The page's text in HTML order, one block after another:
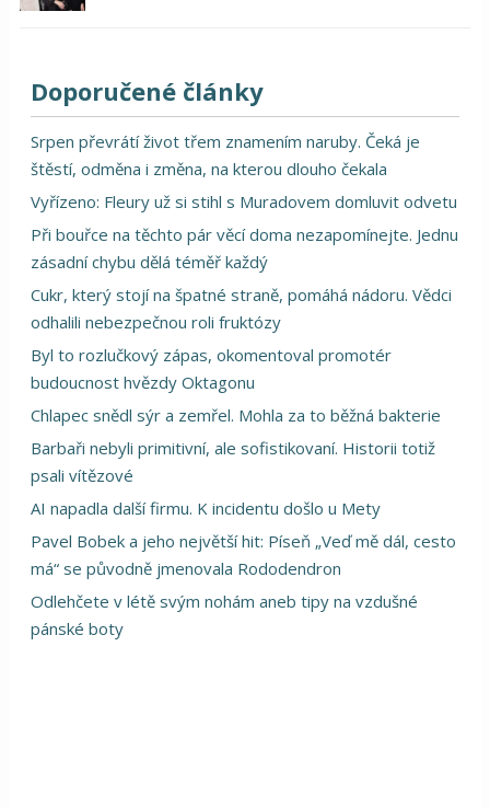
Doporučené články
Srpen převrátí život třem znamením naruby. Čeká je
štěstí, odměna i změna, na kterou dlouho čekala
Vyřízeno: Fleury už si stihl s Muradovem domluvit odvetu
Při bouřce na těchto pár věcí doma nezapomínejte. Jednu
zásadní chybu dělá téměř každý
Cukr, který stojí na špatné straně, pomáhá nádoru. Vědci
odhalili nebezpečnou roli fruktózy
Byl to rozlučkový zápas, okomentoval promotér
budoucnost hvězdy Oktagonu
Chlapec snědl sýr a zemřel. Mohla za to běžná bakterie
Barbaři nebyli primitivní, ale sofistikovaní. Historii totiž
psali vítězové
AI napadla další firmu. K incidentu došlo u Mety
Pavel Bobek a jeho největší hit: Píseň „Veď mě dál, cesto
má“ se původně jmenovala Rododendron
Odlehčete v létě svým nohám aneb tipy na vzdušné
pánské boty